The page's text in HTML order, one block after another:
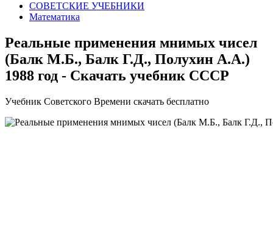
СОВЕТСКИЕ УЧЕБНИКИ
Математика
Реальные применения мнимых чисел
(Балк М.Б., Балк Г.Д., Полухин А.А.)
1988 год - Скачать учебник СССР
Учебник Советского Времени скачать бесплатно